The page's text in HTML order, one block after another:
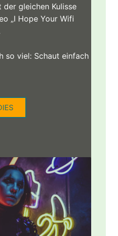
gleichen Kulisse
„I Hope Your Wifi
so viel: Schaut einfach